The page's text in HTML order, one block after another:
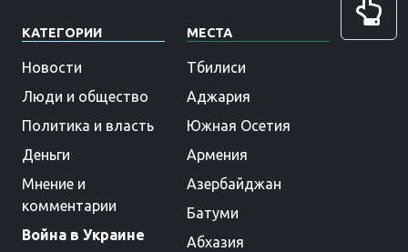
КАТЕГОРИИ
Новости
Люди и общество
Политика и власть
Деньги
Мнение и
комментарии
Война в Украине
МЕСТА
Тбилиси
Аджария
Южная Осетия
Армения
Азербайджан
Батуми
Абхазия